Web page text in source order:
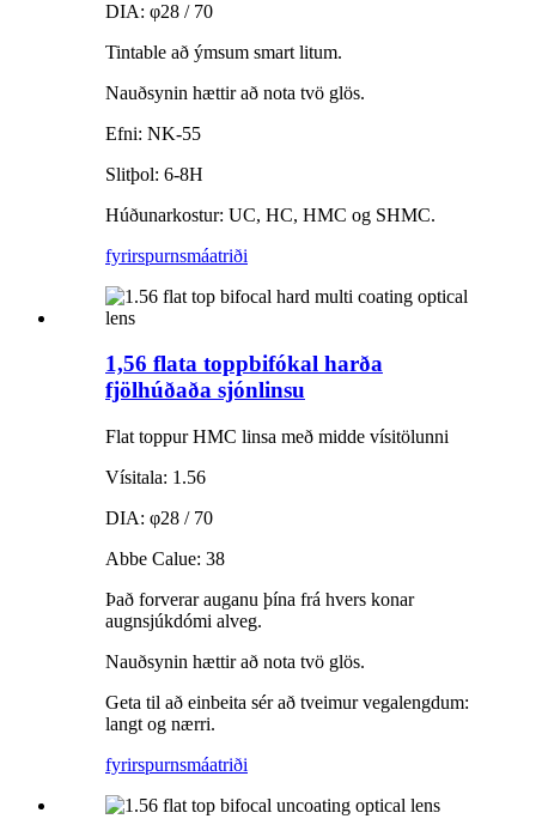
DIA: φ28 / 70
Tintable að ýmsum smart litum.
Nauðsynin hættir að nota tvö glös.
Efni: NK-55
Slitþol: 6-8H
Húðunarkostur: UC, HC, HMC og SHMC.
fyrirspurnsmáatriði
1,56 flata toppbifókal harða
fjölhúðaða sjónlinsu
Flat toppur HMC linsa með midde vísitölunni
Vísitala: 1.56
DIA: φ28 / 70
Abbe Calue: 38
Það forverar auganu þína frá hvers konar
augnsjúkdómi alveg.
Nauðsynin hættir að nota tvö glös.
Geta til að einbeita sér að tveimur vegalengdum:
langt og nærri.
fyrirspurnsmáatriði